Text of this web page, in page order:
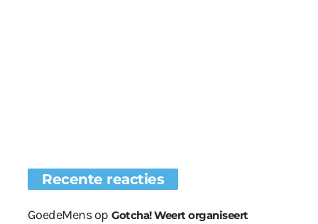
Recente reacties
GoedeMensop Gotcha! Weert organiseert